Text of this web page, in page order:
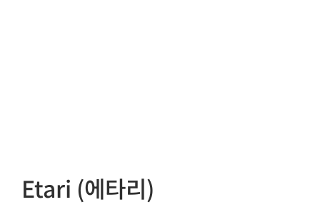
Etari (에타리)